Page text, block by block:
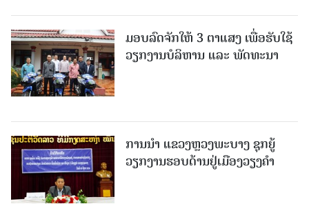
ມອບລົດຈັກໃຫ້ 3 ຕາແສງ ເພື່ອຮັບໃຊ້
ວຽກງານບໍລິຫານ ແລະ ພັດທະນາ
ການນຳ ແຂວງຫຼວງພະບາງ ຊຸກຍູ້
ວຽກງານຮອບດ້ານຢູ່ເມືອງວຽງຄໍາ